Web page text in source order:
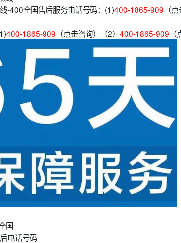
-400全国售后服务电话号码：(1)400-1865-909 （
400-1865-909 （点击咨询）（2） 400-1865-909
国
电话号码